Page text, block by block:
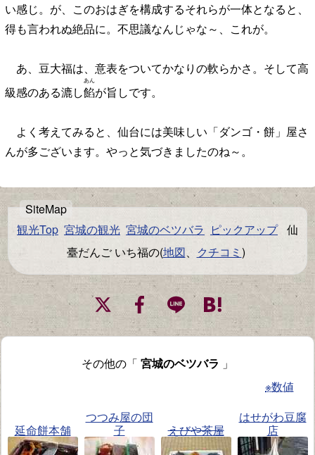
い感じ。が、このおはぎを構成するそれらが一体となると、
得も言われぬ絶品に。不思議なんじゃな～、これが。
あ、豆大福は、意表をついてかなりの軟らかさ。そして高
級感のある漉し餡
あん
が旨しです。
よく考えてみると、仙台には美味しい「ダンゴ・餅」屋さ
んが多ございます。やっと気づきましたのね～。
観光Top 宮城の観光 宮城のベツバラ ピックアップ 仙
臺だんご いち福の(地図、 クチコミ )
その他の「 宮城のベツバラ 」
※数値
延命餅本舗
つつみ屋の団
子
えびや茶屋
はせがわ豆腐
店